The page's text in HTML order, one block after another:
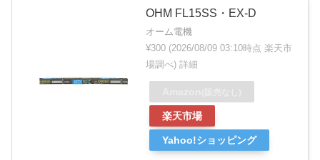
OHM FL15SS・EX-D
オーム電機
¥300 (2026/08/09 03:10時点 楽天市
場調べ) 詳細
楽天市場
Yahoo!ショッピング